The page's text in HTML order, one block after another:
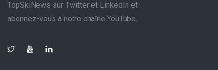
TopSkiNews sur Twitter et LinkedIn et
abonnez-vous à notre chaîne YouTube.